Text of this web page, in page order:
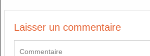
Laisser un commentaire